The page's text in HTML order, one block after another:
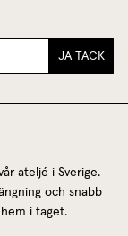
JA TACK
ateljé i Sverige.
och snabb
i taget.